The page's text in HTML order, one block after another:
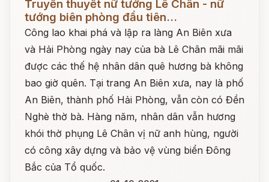
Truyền thuyết nữ tướng Lê Chân - nữ
tướng biên phòng đầu tiên...
Công lao khai phá và lập ra làng An Biên xưa
và Hải Phòng ngày nay của bà Lê Chân mãi mãi
được các thế hệ nhân dân quê hương bà không
bao giờ quên. Tại trang An Biên xưa, nay là phố
An Biên, thành phố Hải Phòng, vẫn còn có Đền
Nghè thờ bà. Hàng năm, nhân dân vẫn hương
khói thờ phụng Lê Chân vị nữ anh hùng, người
có công xây dựng và bảo vệ vùng biển Đông
Bắc của Tổ quốc.